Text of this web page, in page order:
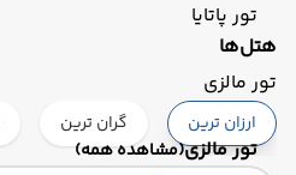
تور پاتایا
تور مالزی
تور مالزی(مشاهده همه)
هتل‌ها
ارزان ترین گران ترین